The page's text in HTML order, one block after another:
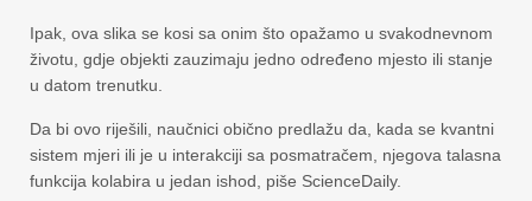
Ipak, ova slika se kosi sa onim što opažamo u svakodnevnom
životu, gdje objekti zauzimaju jedno određeno mjesto ili stanje
u datom trenutku.
Da bi ovo riješili, naučnici obično predlažu da, kada se kvantni
sistem mjeri ili je u interakciji sa posmatračem, njegova talasna
funkcija kolabira u jedan ishod, piše ScienceDaily.